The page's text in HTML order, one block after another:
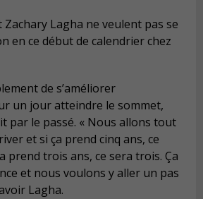
Lagha ne veulent pas se
en ce début de calendrier chez
de s’améliorer
un jour atteindre le sommet,
par le passé. « Nous allons tout
et si ça prend cinq ans, ce
prend trois ans, ce sera trois. Ça
et nous voulons y aller un pas
Lagha.